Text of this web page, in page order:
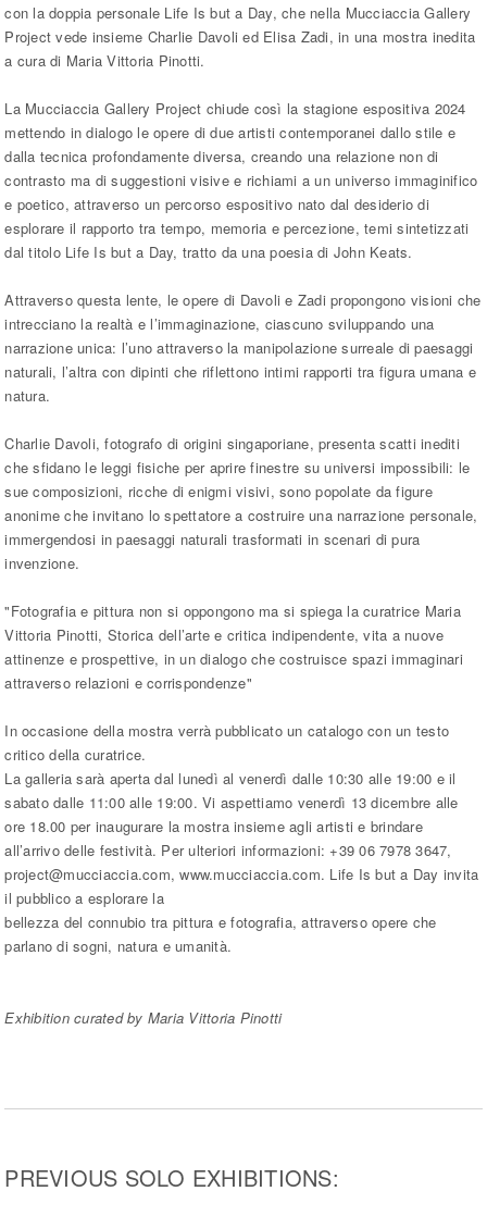
con la doppia personale Life Is but a Day, che nella Mucciaccia Gallery
Project vede insieme Charlie Davoli ed Elisa Zadi, in una mostra inedita
a cura di Maria Vittoria Pinotti.
La Mucciaccia Gallery Project chiude così la stagione espositiva 2024
mettendo in dialogo le opere di due artisti contemporanei dallo stile e
dalla tecnica profondamente diversa, creando una relazione non di
contrasto ma di suggestioni visive e richiami a un universo immaginifico
e poetico, attraverso un percorso espositivo nato dal desiderio di
esplorare il rapporto tra tempo, memoria e percezione, temi sintetizzati
dal titolo Life Is but a Day, tratto da una poesia di John Keats.
Attraverso questa lente, le opere di Davoli e Zadi propongono visioni che
intrecciano la realtà e l’immaginazione, ciascuno sviluppando una
narrazione unica: l’uno attraverso la manipolazione surreale di paesaggi
naturali, l’altra con dipinti che riflettono intimi rapporti tra figura umana e
natura.
Charlie Davoli, fotografo di origini singaporiane, presenta scatti inediti
che sfidano le leggi fisiche per aprire finestre su universi impossibili: le
sue composizioni, ricche di enigmi visivi, sono popolate da figure
anonime che invitano lo spettatore a costruire una narrazione personale,
immergendosi in paesaggi naturali trasformati in scenari di pura
invenzione.
"Fotografia e pittura non si oppongono ma si spiega la curatrice Maria
Vittoria Pinotti, Storica dell’arte e critica indipendente, vita a nuove
attinenze e prospettive, in un dialogo che costruisce spazi immaginari
attraverso relazioni e corrispondenze"
In occasione della mostra verrà pubblicato un catalogo con un testo
critico della curatrice.
La galleria sarà aperta dal lunedì al venerdì dalle 10:30 alle 19:00 e il
sabato dalle 11:00 alle 19:00. Vi aspettiamo venerdì 13 dicembre alle
ore 18.00 per inaugurare la mostra insieme agli artisti e brindare
all’arrivo delle festività. Per ulteriori informazioni: +39 06 7978 3647,
project@mucciaccia.com, www.mucciaccia.com. Life Is but a Day invita
il pubblico a esplorare la
bellezza del connubio tra pittura e fotografia, attraverso opere che
parlano di sogni, natura e umanità.
Exhibition curated by Maria Vittoria Pinotti
PREVIOUS SOLO EXHIBITIONS: